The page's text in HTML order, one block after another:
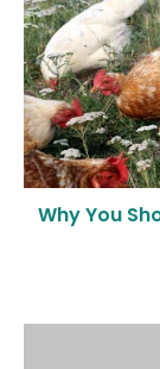
Why You